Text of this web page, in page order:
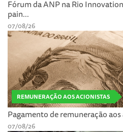
Fórum da ANP na Rio
pain...
07/08/26
REMUNERAÇÃO AOS ACIONISTAS
Pagamento de remuneração
07/08/26